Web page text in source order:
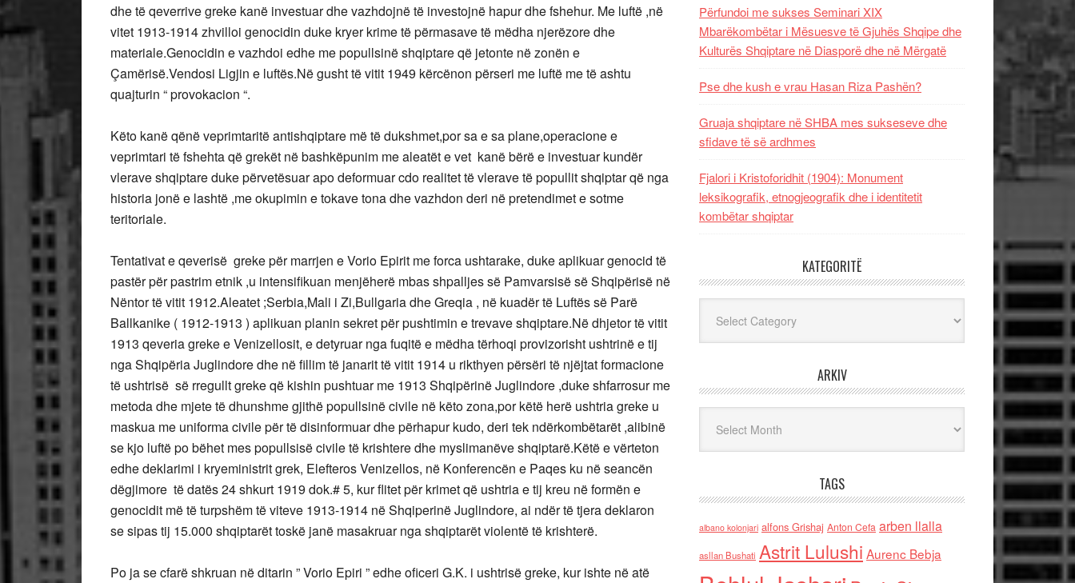
dhe të qeverrive greke kanë investuar dhe vazhdojnë të investojnë hapur dhe fshehur. Me luftë ,në
vitet 1913-1914 zhvilloi genocidin duke kryer krime të përmasave të mëdha njerëzore dhe
materiale.Genocidin e vazhdoi edhe me popullsinë shqiptare që jetonte në zonën e
Çamërisë.Vendosi Ligjin e luftës.Në gusht të vitit 1949 kërcënon përseri me luftë me të ashtu
quajturin “ provokacion “.
Këto kanë qënë veprimtaritë antishqiptare më të dukshmet,por sa e sa plane,operacione e
veprimtari të fshehta që grekët në bashkëpunim me aleatët e vet kanë bërë e investuar kundër
vlerave shqiptare duke përvetësuar apo deformuar cdo realitet të vlerave të popullit shqiptar që nga
historia jonë e lashtë ,me okupimin e tokave tona dhe vazhdon deri në pretendimet e sotme
teritoriale.
Tentativat e qeverisë greke për marrjen e Vorio Epirit me forca ushtarake, duke aplikuar genocid të
pastër për pastrim etnik ,u intensifikuan menjëherë mbas shpalljes së Pamvarsisë së Shqipërisë në
Nëntor të vitit 1912.Aleatet ;Serbia,Mali i Zi,Bullgaria dhe Greqia , në kuadër të Luftës së Parë
Ballkanike ( 1912-1913 ) aplikuan planin sekret për pushtimin e trevave shqiptare.Në dhjetor të vitit
1913 qeveria greke e Venizellosit, e detyruar nga fuqitë e mëdha tërhoqi provizorisht ushtrinë e tij
nga Shqipëria Juglindore dhe në fillim të janarit të vitit 1914 u rikthyen përsëri të njëjtat formacione
të ushtrisë së rregullt greke që kishin pushtuar me 1913 Shqipërinë Juglindore ,duke shfarrosur me
metoda dhe mjete të dhunshme gjithë popullsinë civile në këto zona,por këtë herë ushtria greke u
maskua me uniforma civile për të disinformuar dhe përhapur kudo, deri tek ndërkombëtarët ,alibinë
se kjo luftë po bëhet mes popullsisë civile të krishtere dhe myslimanëve shqiptarë.Këtë e vërteton
edhe deklarimi i kryeministrit grek, Elefteros Venizellos, në Konferencën e Paqes ku në seancën
dëgjimore të datës 24 shkurt 1919 dok.# 5, kur flitet për krimet që ushtria e tij kreu në formën e
genocidit më të turpshëm të viteve 1913-1914 në Shqiperinë Juglindore, ai ndër të tjera deklaron
se sipas tij 15.000 shqiptarët toskë janë masakruar nga shqiptarët violentë të krishterë.
Po ja se cfarë shkruan në ditarin ” Vorio Epiri ” edhe oficeri G.K. i ushtrisë greke, kur ishte në atë
Përfundoi me sukses Seminari XIX
Mbarëkombëtar i Mësuesve të Gjuhës Shqipe dhe
Kulturës Shqiptare në Diasporë dhe në Mërgatë
Pse dhe kush e vrau Hasan Riza Pashën?
Gruaja shqiptare në SHBA mes sukseseve dhe
sfidave të së ardhmes
Fjalori i Kristoforidhit (1904): Monument
leksikografik, etnogjeografik dhe i identitetit
kombëtar shqiptar
KATEGORITË
ARKIV
TAGS
albano kolonjari alfons Grishaj Anton Cefa arben llalla
asllan Bushati Astrit Lulushi Aurenc Bebja